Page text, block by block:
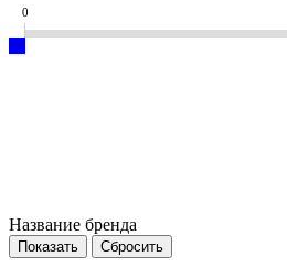
0
Название бренда